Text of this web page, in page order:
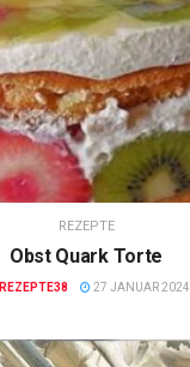
REZEPTE
Obst Quark Torte
REZEPTE38 27 JANUAR 2024